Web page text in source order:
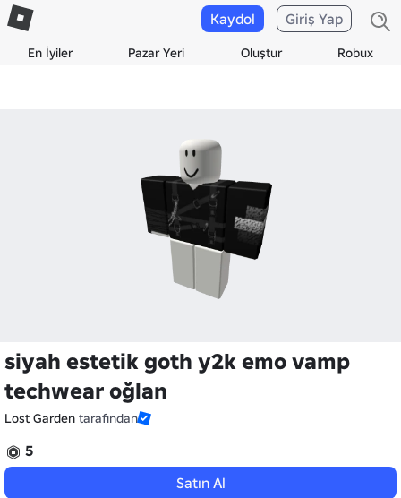
En İyiler Pazar Yeri Oluştur Robux
Kaydol Giriş Yap
siyah estetik goth y2k emo vamp
techwear oğlan
Lost Garden tarafından
5
Satın Al